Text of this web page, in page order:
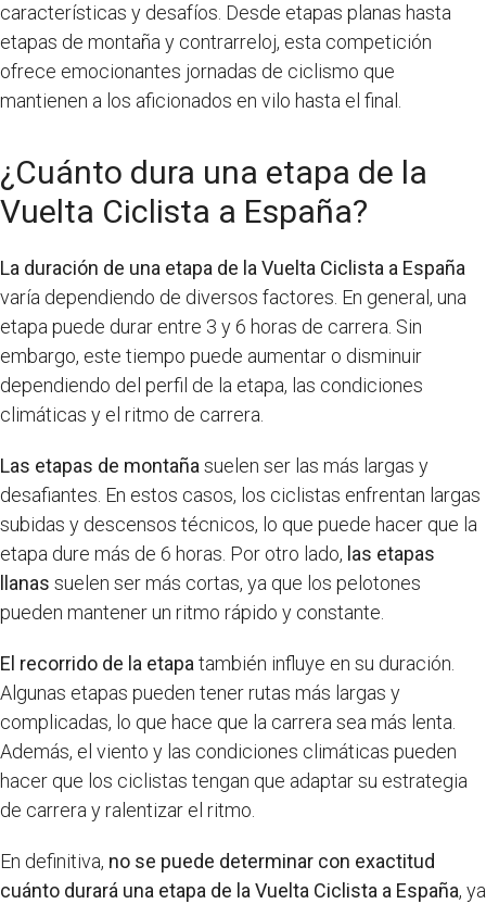
características y desafíos. Desde etapas planas hasta
etapas de montaña y contrarreloj, esta competición
ofrece emocionantes jornadas de ciclismo que
mantienen a los aficionados en vilo hasta el final.
¿Cuánto dura una etapa de la
Vuelta Ciclista a España?
La duración de una etapa de la Vuelta Ciclista a España
varía dependiendo de diversos factores. En general, una
etapa puede durar entre 3 y 6 horas de carrera. Sin
embargo, este tiempo puede aumentar o disminuir
dependiendo del perfil de la etapa, las condiciones
climáticas y el ritmo de carrera.
Las etapas de montaña suelen ser las más largas y
desafiantes. En estos casos, los ciclistas enfrentan largas
subidas y descensos técnicos, lo que puede hacer que la
etapa dure más de 6 horas. Por otro lado, las etapas
llanas suelen ser más cortas, ya que los pelotones
pueden mantener un ritmo rápido y constante.
El recorrido de la etapa también influye en su duración.
Algunas etapas pueden tener rutas más largas y
complicadas, lo que hace que la carrera sea más lenta.
Además, el viento y las condiciones climáticas pueden
hacer que los ciclistas tengan que adaptar su estrategia
de carrera y ralentizar el ritmo.
En definitiva, no se puede determinar con exactitud
cuánto durará una etapa de la Vuelta Ciclista a España, ya